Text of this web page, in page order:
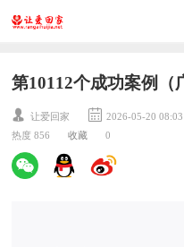
第10112个成功案例（
让爱回家 2026-05-20 08:03
热度 856
收藏 0